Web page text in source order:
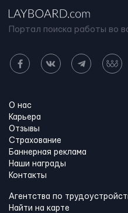
Портал поиска работы во
О нас
Карьера
Отзывы
Страхование
Баннерная реклама
Наши награды
Контакты
Агентства по
Найти на карте